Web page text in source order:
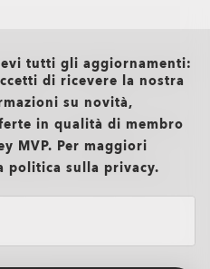
tutti gli aggiornamenti:
di ricevere la nostra
su novità,
in qualità di membro
MVP. Per maggiori
politica sulla privacy.